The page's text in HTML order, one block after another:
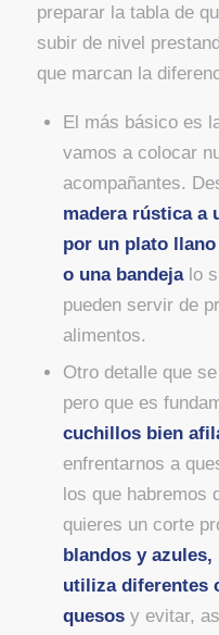
preparar la tabla de
subir de nivel
que marcan la
El más básico es
vamos a colocar
acompañantes.
madera rústica a
por un plato
o una bandejalo
pueden servir de
alimentos.
Otro detalle que
pero que es
cuchillos bien
enfrentarnos a
los que habremos
quieres un corte
blandos y
utiliza diferentes
quesosy evitar,